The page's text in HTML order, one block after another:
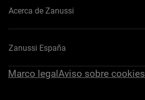
Acerca de Zanussi
Zanussi España
Marco legalAviso sobre cookies